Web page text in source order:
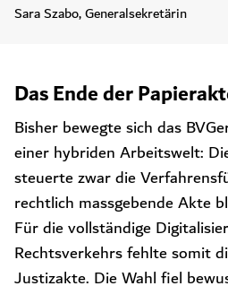
Sara Szabo, Generalsekretärin
Das Ende der
Bisher bewegte sich das
einer hybriden Arbeitswelt:
steuerte zwar die
rechtlich massgebende Akte
Für die vollständige
Rechtsverkehrs fehlte somit
Justizakte. Die Wahl fiel